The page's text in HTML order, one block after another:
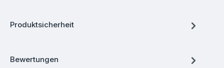
Produktsicherheit
Bewertungen